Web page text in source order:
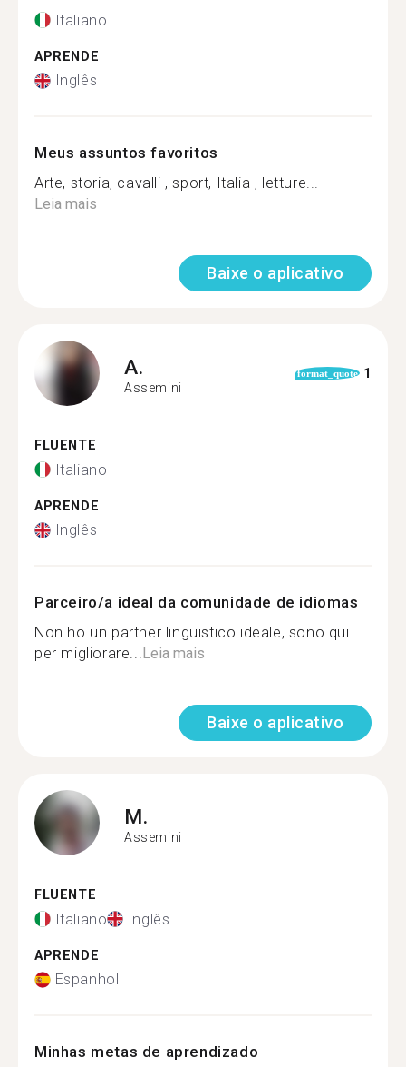
Italiano
APRENDE
Inglês
Meus assuntos favoritos
Arte, storia, cavalli , sport, Italia , letture...
Leia mais
Baixe o aplicativo
A.
Assemini
format_quote 1
FLUENTE
Italiano
APRENDE
Inglês
Parceiro/a ideal da comunidade de idiomas
Non ho un partner linguistico ideale, sono qui
per migliorare...Leia mais
Baixe o aplicativo
M.
Assemini
FLUENTE
Italiano Inglês
APRENDE
Espanhol
Minhas metas de aprendizado